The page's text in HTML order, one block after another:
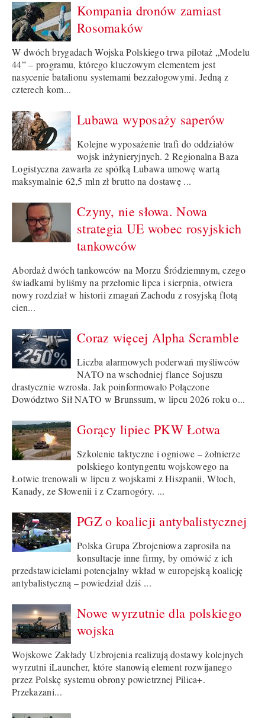
Kompania dronów zamiast
Rosomaków
W dwóch brygadach Wojska Polskiego trwa pilotaż „Modelu
44” – programu, którego kluczowym elementem jest
nasycenie batalionu systemami bezzałogowymi. Jedną z
czterech kom...
Lubawa wyposaży saperów
Kolejne wyposażenie trafi do oddziałów
wojsk inżynieryjnych. 2 Regionalna Baza
Logistyczna zawarła ze spółką Lubawa umowę wartą
maksymalnie 62,5 mln zł brutto na dostawę ...
Czyny, nie słowa. Nowa
strategia UE wobec rosyjskich
tankowców
Abordaż dwóch tankowców na Morzu Śródziemnym, czego
świadkami byliśmy na przełomie lipca i sierpnia, otwiera
nowy rozdział w historii zmagań Zachodu z rosyjską flotą
cien...
Coraz więcej Alpha Scramble
Liczba alarmowych poderwań myśliwców
NATO na wschodniej flance Sojuszu
drastycznie wzrosła. Jak poinformowało Połączone
Dowództwo Sił NATO w Brunssum, w lipcu 2026 roku o...
Gorący lipiec PKW Łotwa
Szkolenie taktyczne i ogniowe – żołnierze
polskiego kontyngentu wojskowego na
Łotwie trenowali w lipcu z wojskami z Hiszpanii, Włoch,
Kanady, ze Słowenii i z Czarnogóry. ...
PGZ o koalicji antybalistycznej
Polska Grupa Zbrojeniowa zaprosiła na
konsultacje inne firmy, by omówić z ich
przedstawicielami potencjalny wkład w europejską koalicję
antybalistyczną – powiedział dziś ...
Nowe wyrzutnie dla polskiego
wojska
Wojskowe Zakłady Uzbrojenia realizują dostawy kolejnych
wyrzutni iLauncher, które stanowią element rozwijanego
przez Polskę systemu obrony powietrznej Pilica+.
Przekazani...